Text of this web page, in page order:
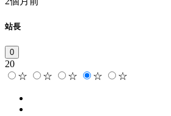
站長
0
20
☆
☆ ☆ ☆ ☆